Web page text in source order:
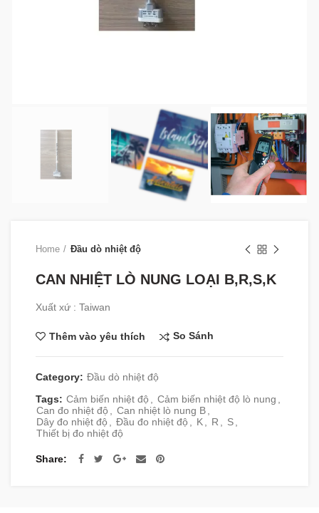
Home Đầu dò nhiệt độ
CAN NHIỆT LÒ NUNG LOẠI B,R,S,K
Xuất xứ : Taiwan
Thêm vào yêu thích So Sánh
Category: Đầu dò nhiệt độ
Tags: Cảm biến nhiệt độ Cảm biến nhiệt độ lò nung
Can đo nhiệt độ
Can nhiệt lò nung B
Dây đo nhiệt độ
Đầu đo nhiệt độ K R S
Thiết bị đo nhiệt độ
Share